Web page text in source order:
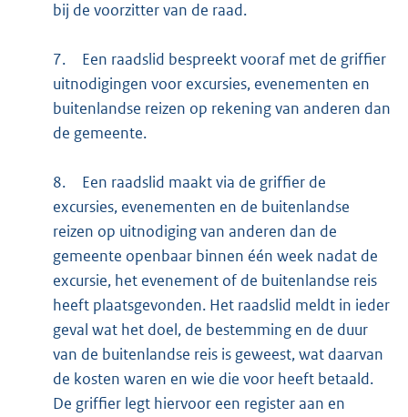
bij de voorzitter van de raad.
7.
Een raadslid bespreekt vooraf met de griffier
uitnodigingen voor excursies, evenementen en
buitenlandse reizen op rekening van anderen dan
de gemeente.
8.
Een raadslid maakt via de griffier de
excursies, evenementen en de buitenlandse
reizen op uitnodiging van anderen dan de
gemeente openbaar binnen één week nadat de
excursie, het evenement of de buitenlandse reis
heeft plaatsgevonden. Het raadslid meldt in ieder
geval wat het doel, de bestemming en de duur
van de buitenlandse reis is geweest, wat daarvan
de kosten waren en wie die voor heeft betaald.
De griffier legt hiervoor een register aan en